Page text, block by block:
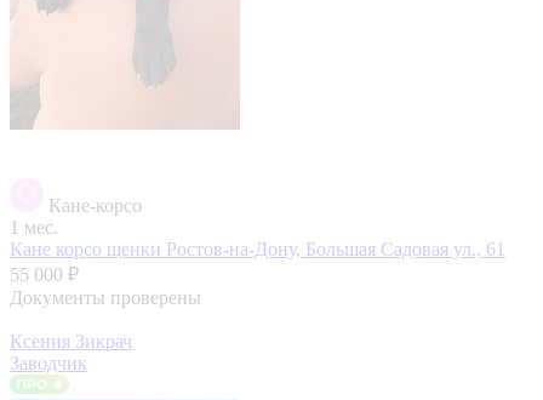
Кане-корсо
1 мес.
Кане корсо щенки Ростов-на-Дону, Большая Садовая ул., 61
55 000 ₽
Документы проверены
Ксения Зикрач
Заводчик